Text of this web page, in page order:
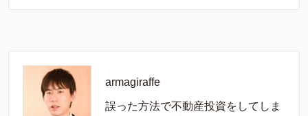
armagiraffe
誤った方法で不動産投資をしてしま